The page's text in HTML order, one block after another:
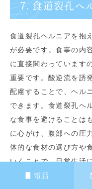
電話
7. 食道裂孔ヘ
食道裂孔ヘルニアを抱
が必要です。食事の内
に直接関わっています
重要です。酸逆流を誘
配慮することで、ヘル
できます。食道裂孔ヘ
な食事を避けることは
に心がけ、腹部への圧
体的な食材の選び方や
いくことで、日常生活
てることができます。